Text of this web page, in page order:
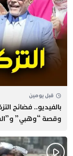
قبل يومين
بالفيديو.. فضائح
وقصة “وهبي”